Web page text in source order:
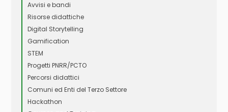
Avvisi e bandi
Risorse didattiche
Digital Storytelling
Gamification
STEM
Progetti PNRR/PCTO
Percorsi didattici
Comuni ed Enti del Terzo Settore
Hackathon